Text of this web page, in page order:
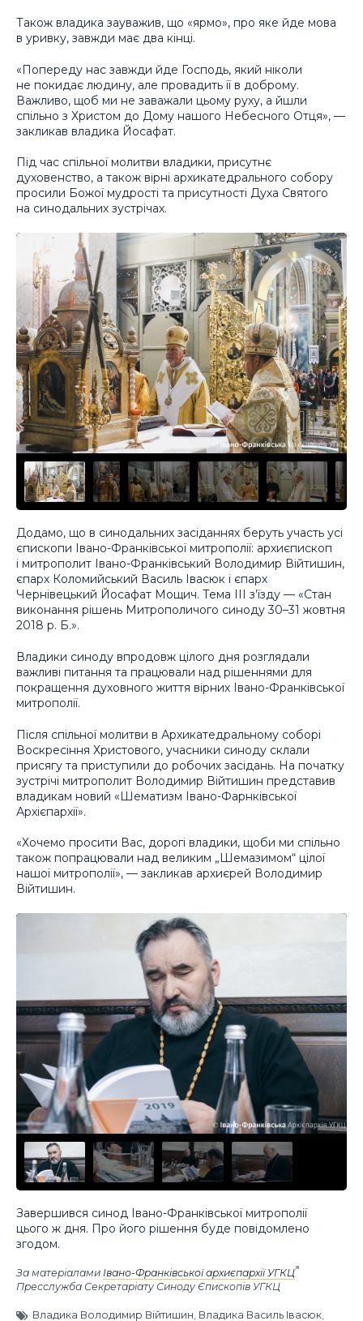
Також владика зауважив, що «ярмо», про яке йде мова
в уривку, завжди має два кінці.
«Попереду нас завжди йде Господь, який ніколи
не покидає людину, але провадить її в доброму.
Важливо, щоб ми не заважали цьому руху, а йшли
спільно з Христом до Дому нашого Небесного Отця», —
закликав владика Йосафат.
Під час спільної молитви владики, присутнє
духовенство, а також вірні архикатедрального собору
просили Божої мудрості та присутності Духа Святого
на синодальних зустрічах.
Додамо, що в синодальних засіданнях беруть участь усі
єпископи Івано-Франківської митрополії: архиєпископ
і митрополит Івано-Франківський Володимир Війтишин,
єпарх Коломийський Василь Івасюк і єпарх
Чернівецький Йосафат Мощич. Тема ІІІ з’їзду — «Стан
виконання рішень Митрополичого синоду 30–31 жовтня
2018 р. Б.».
Владики синоду впродовж цілого дня розглядали
важливі питання та працювали над рішеннями для
покращення духовного життя вірних Івано-Франківської
митрополії.
Після спільної молитви в Архикатедральному соборі
Воскресіння Христового, учасники синоду склали
присягу та приступили до робочих засідань. На початку
зустрічі митрополит Володимир Війтишин представив
владикам новий «Шематизм Івано-Фарнківської
Архієпархії».
«Хочемо просити Вас, дорогі владики, щоби ми спільно
також попрацювали над великим „Шемазимом“ цілої
нашої митрополії», — закликав архиєрей Володимир
Війтишин.
Завершився синод Івано-Франківської митрополії
цього ж дня. Про його рішення буде повідомлено
згодом.
За матеріалами Івано-Франківської архиєпархії УГКЦ
Пресслужба Секретаріату Синоду Єпископів УГКЦ
Владика Володимир Війтишин Владика Василь Івасюк